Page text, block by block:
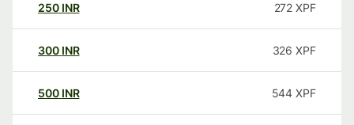
250 INR 272 XPF
300 INR 326 XPF
500 INR 544 XPF